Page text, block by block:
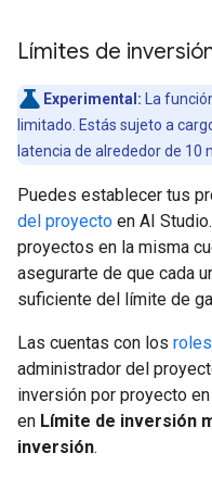
Límites de
Experimental: La
limitado. Estás sujeto a
latencia de alrededor de 10
Puedes establecer tus
del proyecto en AI
proyectos en la misma
asegurarte de que cada
suficiente del límite de
Las cuentas con los roles
administrador del
inversión por proyecto
en Límite de inversión
inversión.